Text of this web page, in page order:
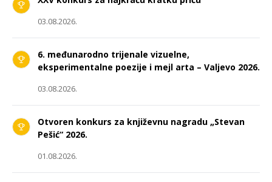
03.08.2026.
6. međunarodno trijenale vizuelne,
eksperimentalne poezije i mejl arta – Valjevo 2026.
03.08.2026.
Otvoren konkurs za književnu nagradu „Stevan
Pešić“ 2026.
01.08.2026.